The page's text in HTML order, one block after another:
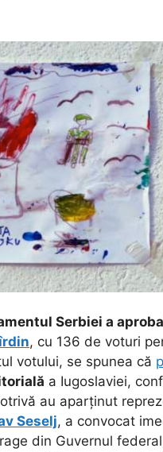
Serbiei a
, cu 136 de voturi
votului, se spunea că
a Iugoslaviei,
au aparținut
Seselj, a convocat
din Guvernul